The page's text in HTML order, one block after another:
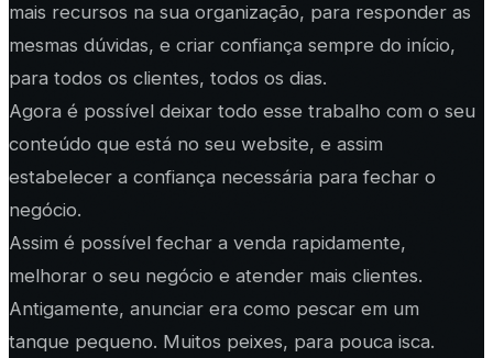
mais recursos na sua organização, para responder as
mesmas dúvidas, e criar confiança sempre do início,
para todos os clientes, todos os dias.
Agora é possível deixar todo esse trabalho com o seu
conteúdo que está no seu website, e assim
estabelecer a confiança necessária para fechar o
negócio.
Assim é possível fechar a venda rapidamente,
melhorar o seu negócio e atender mais clientes.
Antigamente, anunciar era como pescar em um
tanque pequeno. Muitos peixes, para pouca isca.